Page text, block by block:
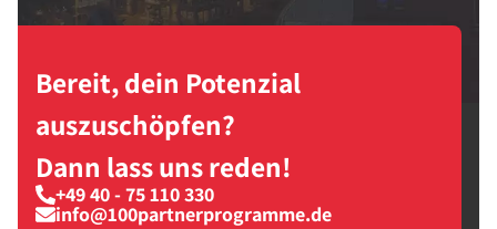
Bereit, dein Potenzial
auszuschöpfen?
Dann lass uns reden!
+49 40 - 75 110 330
info@100partnerprogramme.de